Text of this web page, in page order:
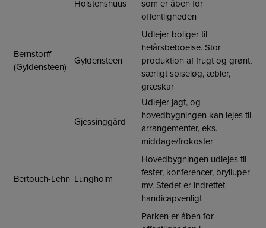
Holstenshuus
som er åben for
offentligheden
Bernstorff-
(Gyldensteen)
Gyldensteen
Udlejer boliger til
helårsbeboelse. Stor
produktion af frugt og grønt,
særligt spiseløg, æbler,
græskar
Gjessinggård
Udlejer jagt, og
hovedbygningen kan lejes til
arrangementer, eks.
middage/frokoster
Bertouch-Lehn Lungholm
Hovedbygningen udlejes til
fester, konferencer, brylluper
mv. Stedet er indrettet
handicapvenligt
Parken er åben for